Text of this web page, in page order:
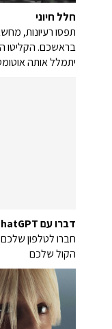
חלל חיוני
תפסו רעיונות,
בראשכם. הקליטו
יתמלל אותה
דברו עם ChatGPT
הקול שלכם